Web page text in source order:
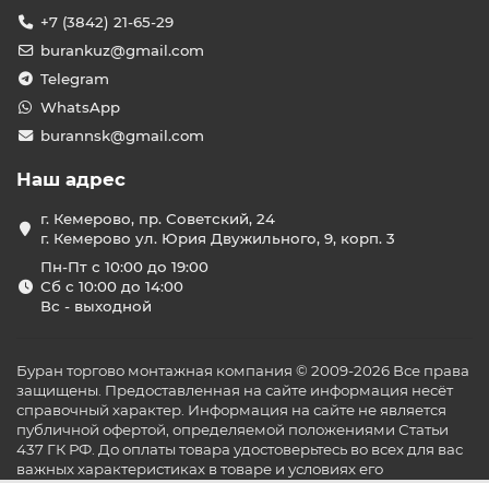
+7 (3842) 21-65-29
burankuz@gmail.com
Telegram
WhatsApp
burannsk@gmail.com
Наш адрес
г. Кемерово, пр. Советский, 24
г. Кемерово ул. Юрия Двужильного, 9, корп. 3
Пн-Пт с 10:00 до 19:00
Сб с 10:00 до 14:00
Вс - выходной
Буран торгово монтажная компания © 2009-2026 Все права
защищены. Предоставленная на сайте информация несёт
справочный характер. Информация на сайте не является
публичной офертой, определяемой положениями Статьи
437 ГК РФ. До оплаты товара удостоверьтесь во всех для вас
важных характеристиках в товаре и условиях его